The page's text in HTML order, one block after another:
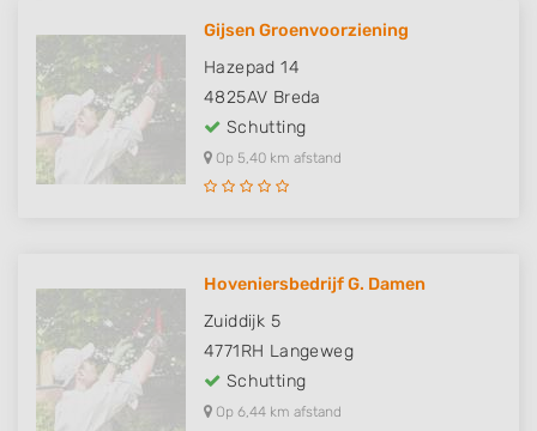
Gijsen Groenvoorziening
Hazepad 14
4825AV Breda
Schutting
Op 5,40 km afstand
Hoveniersbedrijf G. Damen
Zuiddijk 5
4771RH Langeweg
Schutting
Op 6,44 km afstand